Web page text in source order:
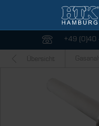
+49 (0)40
Übersicht